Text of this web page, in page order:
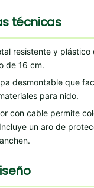
técnicas
resistente y plástico
de 16 cm.
desmontable que
para nido.
con cable permite
un aro de